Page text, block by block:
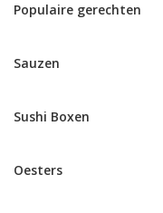
Populaire gerechten
Sauzen
Sushi Boxen
Oesters